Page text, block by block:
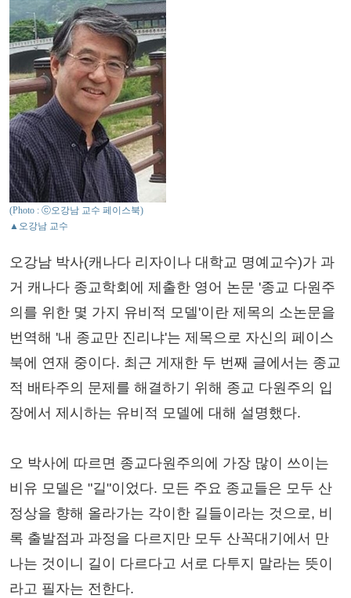
(Photo : ⓒ오강남 교수 페이스북)
▲오강남 교수
오강남 박사(캐나다 리자이나 대학교 명예교수)가 과
거 캐나다 종교학회에 제출한 영어 논문 '종교 다원주
의를 위한 몇 가지 유비적 모델'이란 제목의 소논문을
번역해 '내 종교만 진리냐'는 제목으로 자신의 페이스
북에 연재 중이다. 최근 게재한 두 번째 글에서는 종교
적 배타주의 문제를 해결하기 위해 종교 다원주의 입
장에서 제시하는 유비적 모델에 대해 설명했다.
오 박사에 따르면 종교다원주의에 가장 많이 쓰이는
비유 모델은 "길"이었다. 모든 주요 종교들은 모두 산
정상을 향해 올라가는 각이한 길들이라는 것으로, 비
록 출발점과 과정을 다르지만 모두 산꼭대기에서 만
나는 것이니 길이 다르다고 서로 다투지 말라는 뜻이
라고 필자는 전한다.